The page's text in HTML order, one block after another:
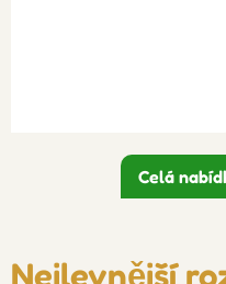
Celá
Nejlevnější